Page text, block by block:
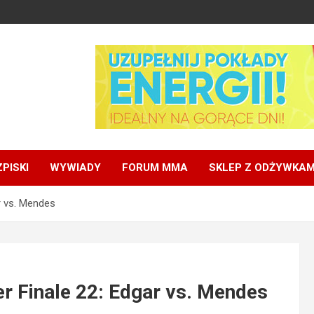
WYWIADY FORUM MMA SKLEP Z
vs. Mendes
Finale 22: Edgar vs. Mendes